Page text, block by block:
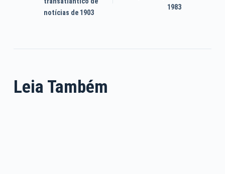
notícias de 1903
1983
Leia Também